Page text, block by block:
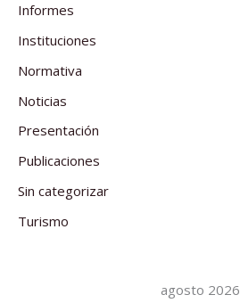
Informes
Instituciones
Normativa
Noticias
Presentación
Publicaciones
Sin categorizar
Turismo
agosto 2026